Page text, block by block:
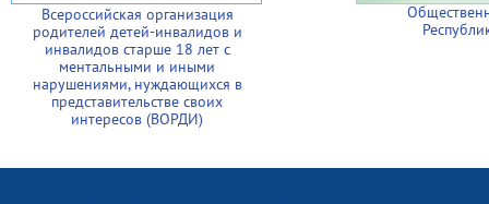
Всероссийская организация
родителей детей-инвалидов и
инвалидов старше 18 лет с
ментальными и иными
нарушениями, нуждающихся в
представительстве своих
интересов (ВОРДИ)